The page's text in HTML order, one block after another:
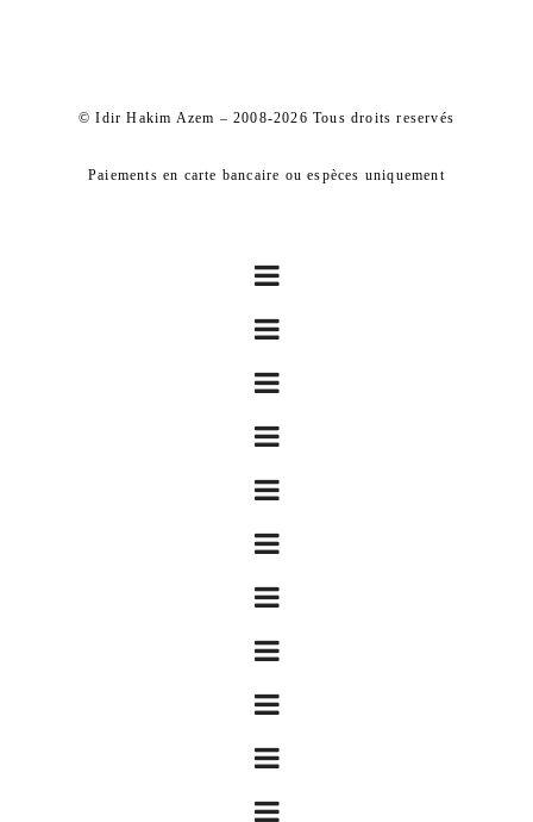
© Idir Hakim Azem – 2008-2026 Tous droits reservés
Paiements en carte bancaire ou espèces uniquement